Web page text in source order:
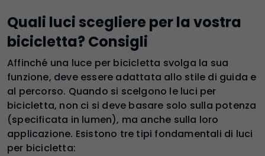
Quali luci scegliere per la vostra
bicicletta? Consigli
Affinché una luce per bicicletta svolga la sua
funzione, deve essere adattata allo stile di guida e
al percorso. Quando si scelgono le luci per
bicicletta, non ci si deve basare solo sulla potenza
(specificata in lumen), ma anche sulla loro
applicazione. Esistono tre tipi fondamentali di luci
per bicicletta: